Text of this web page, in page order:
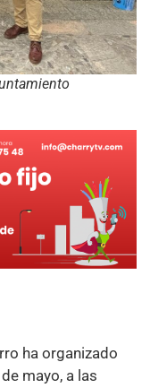
ha organizado
mayo, a las